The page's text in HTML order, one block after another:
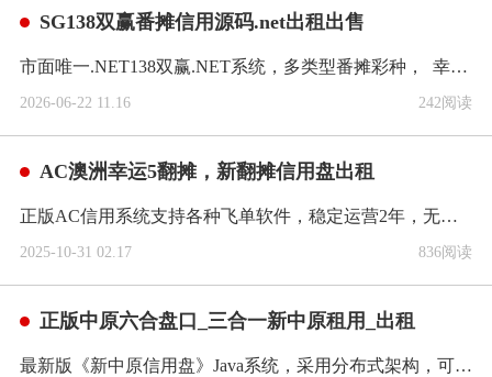
SG138双赢番摊信用源码.net出租出售
市面唯一.NET138双赢.NET系统，多类型番摊彩种， 幸运飞艇（番摊） 澳洲10（番摊）澳洲8（番摊）SG飞艇（番摊）极速赛车（番摊）幸运飞艇（番摊）极速飞艇（番摊）各种（番摊）也均可...
2026-06-22 11.16 242阅读
AC澳洲幸运5翻摊，新翻摊信用盘出租
正版AC信用系统支持各种飞单软件，稳定运营2年，无重大BUG，如被攻击，数据也不会丢失，可随时找回原有数据不会影响运营无数据，无法算账等问题。注单无限制，100人数，起步...
2025-10-31 02.17 836阅读
正版中原六合盘口_三合一新中原租用_出租
最新版《新中原信用盘》Java系统，采用分布式架构，可承载上万人同时下注，千万亿级别注单，不漏单，不掉单可定制对其他正版系统跟投飞单功能开发可定制新功能及特殊要求定制开发...